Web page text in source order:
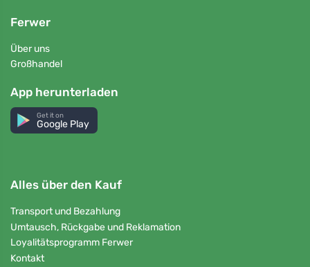
Ferwer
Über uns
Großhandel
App herunterladen
Get it on
Google Play
Alles über den Kauf
Transport und Bezahlung
Umtausch, Rückgabe und Reklamation
Loyalitätsprogramm Ferwer
Kontakt